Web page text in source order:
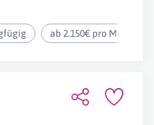
ab 2.150€ pro Monat